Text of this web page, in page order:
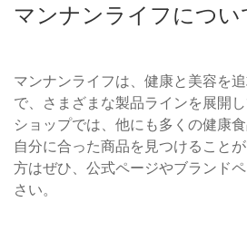
マンナンライフについ
マンナンライフは、健康と美容を
で、さまざまな製品ラインを展開
ショップでは、他にも多くの健康
自分に合った商品を見つけること
方はぜひ、公式ページやブランド
さい。